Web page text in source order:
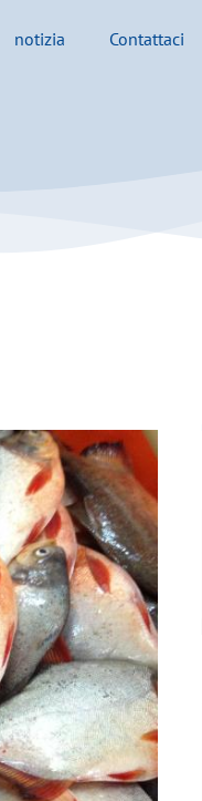
notizia Contattaci